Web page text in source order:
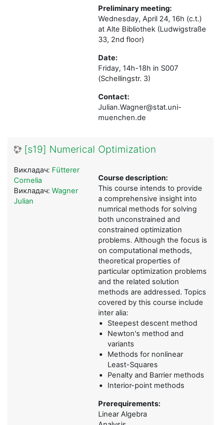
Preliminary meeting:
Wednesday, April 24, 16h (c.t.)
at Alte Bibliothek (Ludwigstraße
33, 2nd floor)
Date:
Friday, 14h-18h in S007
(Schellingstr. 3)
Contact:
Julian.Wagner@stat.uni-
muenchen.de
[s19] Numerical Optimization
Course description:
This course intends to provide
a comprehensive insight into
numrical methods for solving
both unconstrained and
constrained optimization
problems. Although the focus is
on computational methods,
theoretical properties of
particular optimization problems
and the related solution
methods are addressed. Topics
covered by this course include
inter alia:
Steepest descent method
Newton's method and
variants
Methods for nonlinear
Least-Squares
Penalty and Barrier methods
Interior-point methods
Prerequirements:
Linear Algebra
Викладач: Fütterer
Cornelia
Викладач: Wagner
Julian